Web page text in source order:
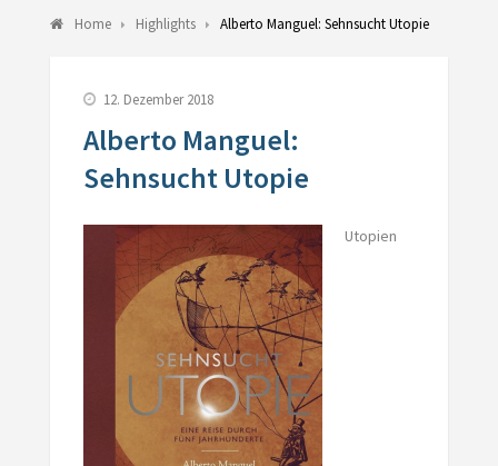
Home Highlights Alberto Manguel: Sehnsucht Utopie
12. Dezember 2018
Alberto Manguel:
Sehnsucht Utopie
Utopien